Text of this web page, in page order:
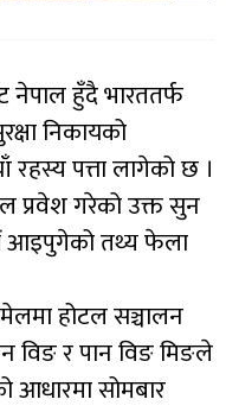
नेपाल हुँदै भारततर्फ
निकायको
पत्ता लागेको छ ।
प्रवेश गरेको उक्त सुन
आइपुगेको तथ्य फेला
होटल सञ्चालन
विङ र पान विङ मिङले
आधारमा सोमबार